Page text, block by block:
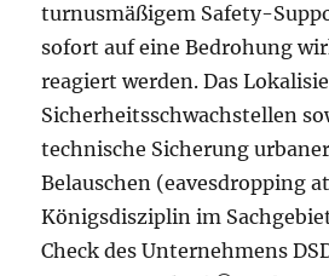
turnusmäßigem Safety-
sofort auf eine Bedrohung
reagiert werden. Das
Sicherheitsschwachstellen
technische Sicherung
Belauschen (eavesdropping
Königsdisziplin im
Check des Unternehmens